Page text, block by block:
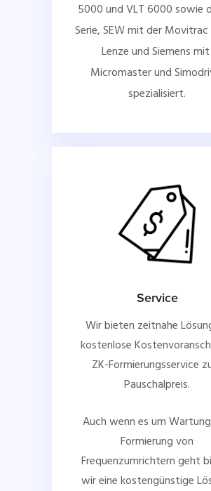
5000 und VLT 6000 sowie
Serie, SEW mit der Movitrac
Lenze und Siemens mit
Micromaster und
spezialisiert.
Service
Wir bieten zeitnahe
kostenlose
ZK-Formierungsservice
Pauschalpreis.
Auch wenn es um
Formierung von
Frequenzumrichtern geht
wir eine kostengünstige